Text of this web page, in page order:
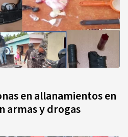
en allanamientos en
armas y drogas